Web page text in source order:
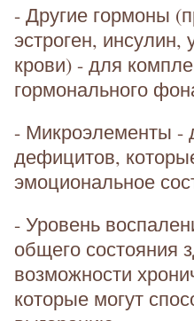
- Другие гормоны
эстроген, инсулин,
крови) - для
гормонального
- Микроэлементы -
дефицитов,
эмоциональное
- Уровень
общего состояния
возможности
которые могут